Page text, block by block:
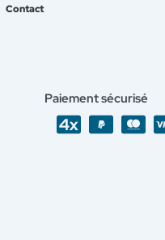
Contact
Paiement sécurisé